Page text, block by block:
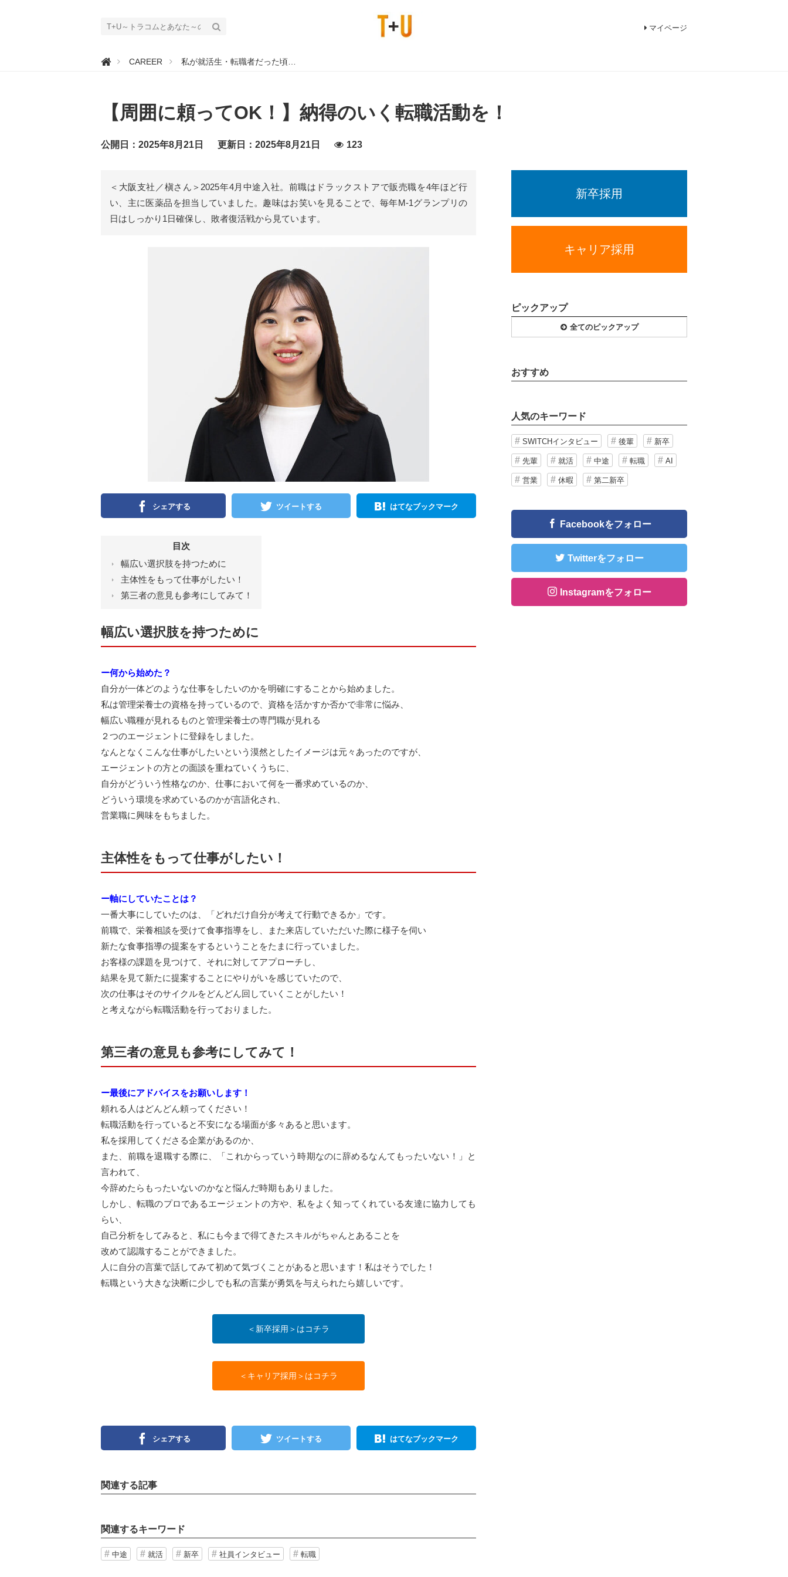
マイページ
T
ラ
コ
ム
な
た
CAREER 私が就活生・転職者だった頃…
【周囲に頼ってOK！】納得のいく転職活動を！
公開日：2025年8月21日 更新日：2025年8月21日 123
＜大阪支社／槇さん＞2025年4月中途入社。前職はドラックストアで販売職を4年ほど行
い、主に医薬品を担当していました。趣味はお笑いを見ることで、毎年M-1グランプリの
日はしっかり1日確保し、敗者復活戦から見ています。
シェアする ツイートする はてなブックマーク
目次
幅広い選択肢を持つために
主体性をもって仕事がしたい！
第三者の意見も参考にしてみて！
幅広い選択肢を持つために
ー何から始めた？
自分が一体どのような仕事をしたいのかを明確にすることから始めました。
私は管理栄養士の資格を持っているので、資格を活かすか否かで非常に悩み、
幅広い職種が見れるものと管理栄養士の専門職が見れる
２つのエージェントに登録をしました。
なんとなくこんな仕事がしたいという漠然としたイメージは元々あったのですが、
エージェントの方との面談を重ねていくうちに、
自分がどういう性格なのか、仕事において何を一番求めているのか、
どういう環境を求めているのかが言語化され、
営業職に興味をもちました。
主体性をもって仕事がしたい！
ー軸にしていたことは？
一番大事にしていたのは、「どれだけ自分が考えて行動できるか」です。
前職で、栄養相談を受けて食事指導をし、また来店していただいた際に様子を伺い
新たな食事指導の提案をするということをたまに行っていました。
お客様の課題を見つけて、それに対してアプローチし、
結果を見て新たに提案することにやりがいを感じていたので、
次の仕事はそのサイクルをどんどん回していくことがしたい！
と考えながら転職活動を行っておりました。
第三者の意見も参考にしてみて！
ー最後にアドバイスをお願いします！
頼れる人はどんどん頼ってください！
転職活動を行っていると不安になる場面が多々あると思います。
私を採用してくださる企業があるのか、
また、前職を退職する際に、「これからっていう時期なのに辞めるなんてもったいない！」と
言われて、
今辞めたらもったいないのかなと悩んだ時期もありました。
しかし、転職のプロであるエージェントの方や、私をよく知ってくれている友達に協力しても
らい、
自己分析をしてみると、私にも今まで得てきたスキルがちゃんとあることを
改めて認識することができました。
人に自分の言葉で話してみて初めて気づくことがあると思います！私はそうでした！
転職という大きな決断に少しでも私の言葉が勇気を与えられたら嬉しいです。
＜新卒採用＞はコチラ
＜キャリア採用＞はコチラ
シェアする ツイートする はてなブックマーク
関連する記事
関連するキーワード
中途 就活 新卒 社員インタビュー 転職
新卒採用
キャリア採用
ピックアップ
全てのピックアップ
おすすめ
人気のキーワード
SWITCHインタビュー 後輩 新卒
先輩 就活 中途 転職 AI
営業 休暇 第二新卒
Facebookをフォロー
Twitterをフォロー
Instagramをフォロー